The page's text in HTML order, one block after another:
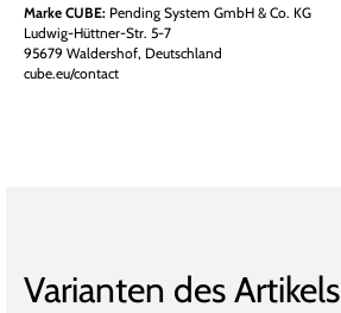
Marke CUBE: Pending System GmbH & Co. KG
Ludwig-Hüttner-Str. 5-7
95679 Waldershof, Deutschland
cube.eu/contact
Varianten des Artikels